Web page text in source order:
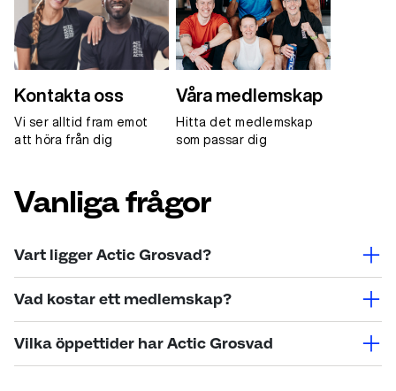
Kontakta oss
Vi ser alltid fram emot
att höra från dig
Våra medlemskap
Hitta det medlemskap
som passar dig
Vanliga frågor
Vart ligger Actic Grosvad?
Varmt välkommen in till oss!
Vad kostar ett medlemskap?
medlemskapstyp och utbud varierar priset. Se våra
Vilka öppettider har Actic Grosvad